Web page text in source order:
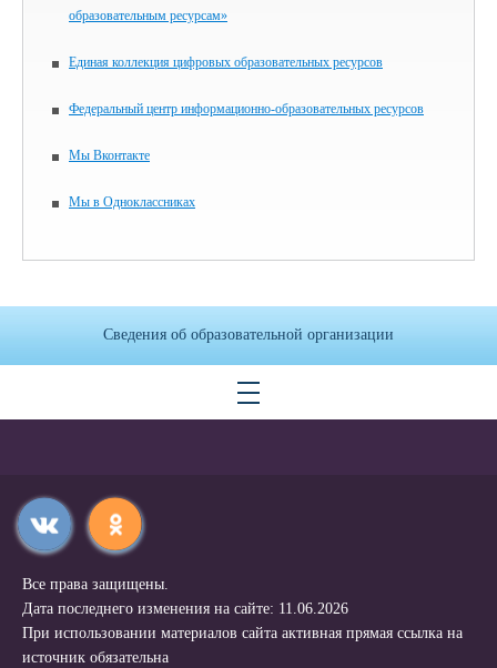
образовательным ресурсам»
Единая коллекция цифровых образовательных ресурсов
Федеральный центр информационно-образовательных ресурсов
Мы Вконтакте
Мы в Одноклассниках
Сведения об образовательной организации
Все права защищены.
Дата последнего изменения на сайте: 11.06.2026
При использовании материалов сайта активная прямая ссылка на
источник обязательна